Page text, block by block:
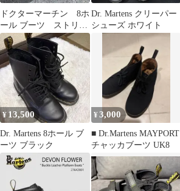
ドクターマーチン 8ホ
ール ブーツ ストリー
ト
Dr. Martens クリーパー
シューズ ホワイト
¥ 13,500
Dr. Martens 8ホール ブ
ーツ ブラック
¥3,000
■ Dr.Martens MAYPORT
チャッカブーツ UK8